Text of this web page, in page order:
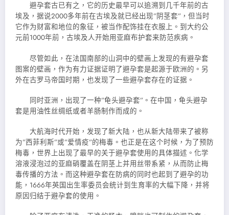
避孕套古已有之，它的历史最早可以追溯到几千年前的古
埃及，据说2000多年前在古埃及就已经出现”阴茎套”，但当时
它作为财富和地位的象征，被当作配饰挂在衣服上。到大约公
元前1000年前，古埃及人开始用亚麻布护套来防范疾病。
尽管如此，在法国南部的山洞中的壁画上发现的有避孕套
图案的壁画，作为有力证据证明了避孕套是起源于欧洲的。另
外在古罗马帝国时期，也发现了一些避孕套存在的证据。
同时亚洲，出现了一种”龟头避孕套”。在中国，龟头避孕
套是用油性丝绸纸或者羊肠制作而成的。
大航海时代开始，发现了新大陆，也从新大陆带来了被称
为”西菲利斯”或”爱情疫”的梅毒。也正是在这个时候，为了预防
梅毒，世界上出现了最早的关于避孕套使用的具体描述。化学
溶液浸泡过的亚麻硝覆盖在阴茎上并用丝带系紧，从而防止梅
毒传播的方法。而这种避孕套在防病的同时也起到了避孕的功
能，1666年英国出生率委员会统计到生育率的大幅下降，并将
原因归结于避孕套的使用。